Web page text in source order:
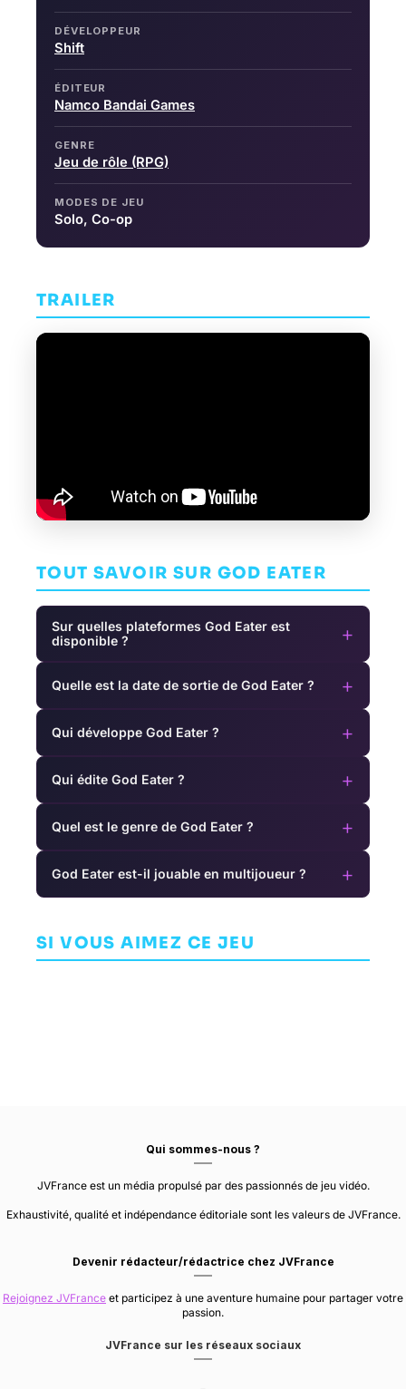
DÉVELOPPEUR
Shift
ÉDITEUR
Namco Bandai Games
GENRE
Jeu de rôle (RPG)
MODES DE JEU
Solo, Co-op
TRAILER
TOUT SAVOIR SUR GOD EATER
Sur quelles plateformes God Eater est
disponible ?
+
Quelle est la date de sortie de God Eater ? +
Qui développe God Eater ? +
Qui édite God Eater ? +
Quel est le genre de God Eater ? +
God Eater est-il jouable en multijoueur ? +
SI VOUS AIMEZ CE JEU
AVENTURE
AVENTURE
Qui sommes-nous ?
JVFrance est un média propulsé par des passionnés de jeu vidéo.
Exhaustivité, qualité et indépendance éditoriale sont les valeurs de JVFrance.
Devenir rédacteur/rédactrice chez JVFrance
Rejoignez JVFrance et participez à une aventure humaine pour partager votre
passion.
JVFrance sur les réseaux sociaux